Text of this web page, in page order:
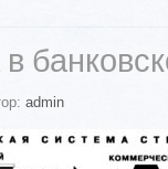
admin